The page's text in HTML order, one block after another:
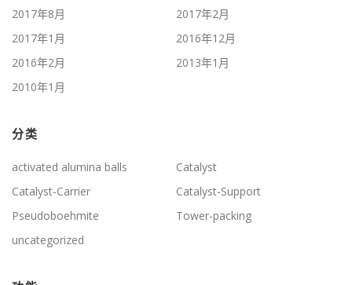
2017年8月
2017年2月
2017年1月
2016年12月
2016年2月
2013年1月
2010年1月
分类
activated alumina balls
Catalyst
Catalyst-Carrier
Catalyst-Support
Pseudoboehmite
Tower-packing
uncategorized